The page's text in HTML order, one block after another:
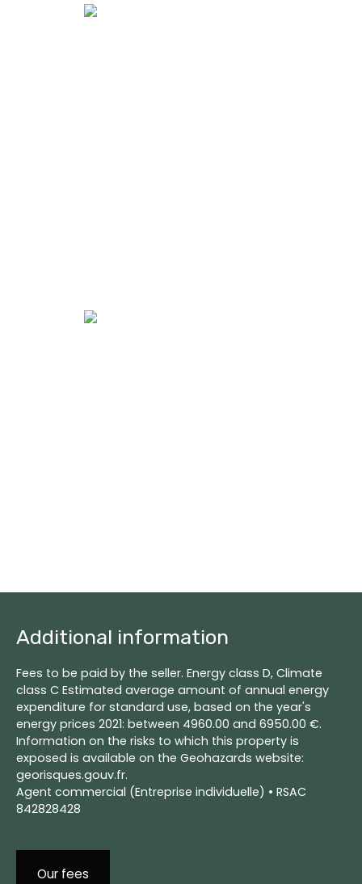
Additional information
Fees to be paid by the seller. Energy class D, Climate
class C Estimated average amount of annual energy
expenditure for standard use, based on the year's
energy prices 2021: between 4960.00 and 6950.00 €.
Information on the risks to which this property is
exposed is available on the Geohazards website:
georisques.gouv.fr.
Agent commercial (Entreprise individuelle) • RSAC
842828428
Our fees